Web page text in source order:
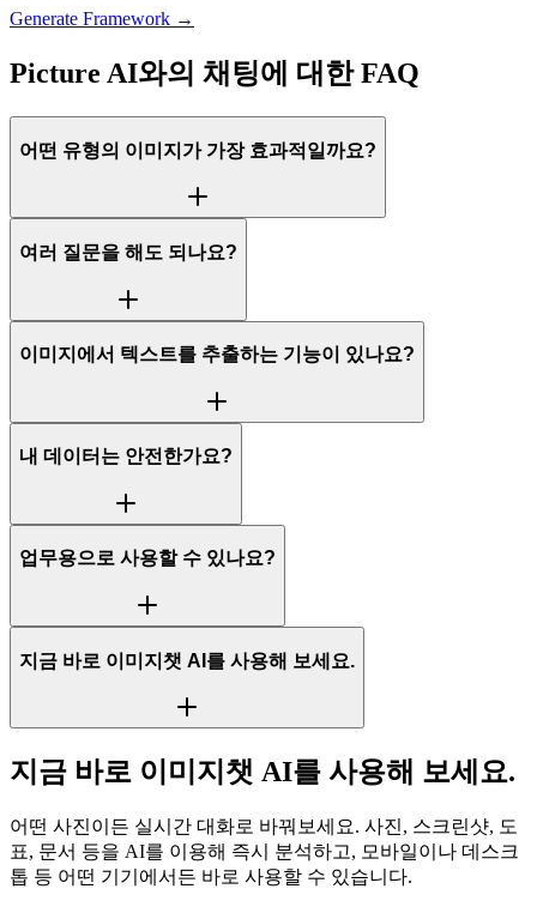
Generate Framework →
Picture AI와의 채팅에 대한 FAQ
어떤 유형의 이미지가 가장 효과적일까요?
여러 질문을 해도 되나요?
이미지에서 텍스트를 추출하는 기능이 있나요?
내 데이터는 안전한가요?
업무용으로 사용할 수 있나요?
지금 바로 이미지챗 AI를 사용해 보세요.
지금 바로 이미지챗 AI를 사용해 보세요.
어떤 사진이든 실시간 대화로 바꿔보세요. 사진, 스크린샷, 도
표, 문서 등을 AI를 이용해 즉시 분석하고, 모바일이나 데스크
톱 등 어떤 기기에서든 바로 사용할 수 있습니다.